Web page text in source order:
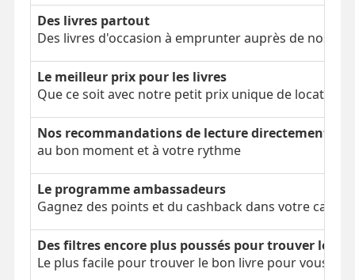
Des livres partout
Des livres d'occasion à emprunter auprès de nos
Le meilleur prix pour les livres
Que ce soit avec notre petit prix unique de location
Nos recommandations de lecture directement
au bon moment et à votre rythme
Le programme ambassadeurs
Gagnez des points et du cashback dans votre
Des filtres encore plus poussés pour trouver le
Le plus facile pour trouver le bon livre pour vous